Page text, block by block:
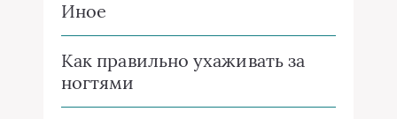
Иное
Как правильно ухаживать за
ногтями